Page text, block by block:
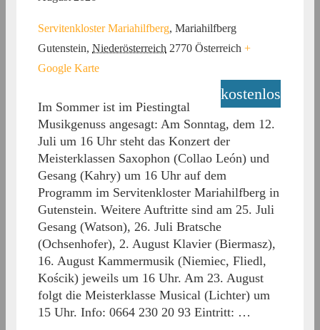
Servitenkloster Mariahilfberg, Mariahilfberg
Gutenstein, Niederösterreich 2770 Österreich +
Google Karte
kostenlos
Im Sommer ist im Piestingtal
Musikgenuss angesagt: Am Sonntag, dem 12.
Juli um 16 Uhr steht das Konzert der
Meisterklassen Saxophon (Collao León) und
Gesang (Kahry) um 16 Uhr auf dem
Programm im Servitenkloster Mariahilfberg in
Gutenstein. Weitere Auftritte sind am 25. Juli
Gesang (Watson), 26. Juli Bratsche
(Ochsenhofer), 2. August Klavier (Biermasz),
16. August Kammermusik (Niemiec, Fliedl,
Kościk) jeweils um 16 Uhr. Am 23. August
folgt die Meisterklasse Musical (Lichter) um
15 Uhr. Info: 0664 230 20 93 Eintritt: …